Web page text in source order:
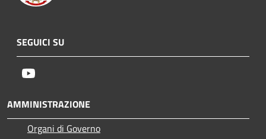
SEGUICI SU
AMMINISTRAZIONE
Organi di Governo